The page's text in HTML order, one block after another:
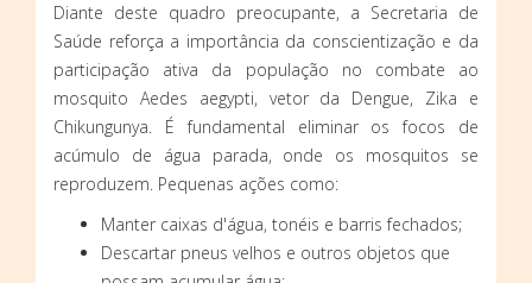
Diante deste quadro preocupante, a Secretaria de
Saúde reforça a importância da conscientização e da
participação ativa da população no combate ao
mosquito Aedes aegypti, vetor da Dengue, Zika e
Chikungunya. É fundamental eliminar os focos de
acúmulo de água parada, onde os mosquitos se
reproduzem. Pequenas ações como:
Manter caixas d'água, tonéis e barris fechados;
Descartar pneus velhos e outros objetos que